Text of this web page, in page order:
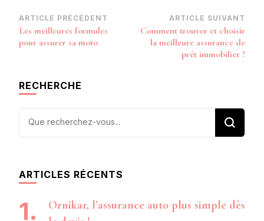
Navigation
d’article
ARTICLE PRÉCÉDENT
Les meilleures formules
pour assurer sa moto
ARTICLE SUIVANT
Comment trouver et choisir
la meilleure assurance de
prêt immobilier ?
RECHERCHE
Vous
ARTICLES RÉCENTS
Ornikar, l’assurance auto plus simple dès